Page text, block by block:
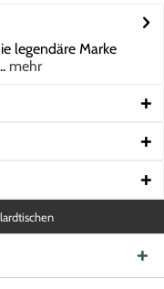
legendäre Marke
mehr